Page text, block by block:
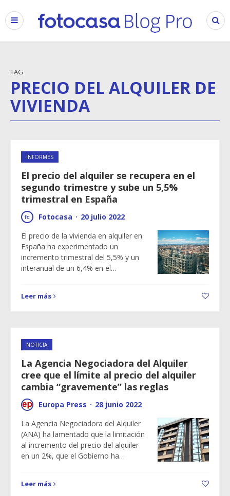
TAG
PRECIO DEL ALQUILER DE
VIVIENDA
INFORMES
El precio del alquiler se recupera en el
segundo trimestre y sube un 5,5%
trimestral en España
Fotocasa · 20 julio 2022
El precio de la vivienda en alquiler en
España ha experimentado un
incremento trimestral del 5,5% y un
interanual de un 6,4% en el…
Leer más
NOTICIA
La Agencia Negociadora del Alquiler
cree que el límite al precio del alquiler
cambia “gravemente” las reglas
Europa Press · 28 junio 2022
La Agencia Negociadora del Alquiler
(ANA) ha lamentado que la limitación
al incremento del precio del alquiler
en un 2%, que el Gobierno ha…
Leer más